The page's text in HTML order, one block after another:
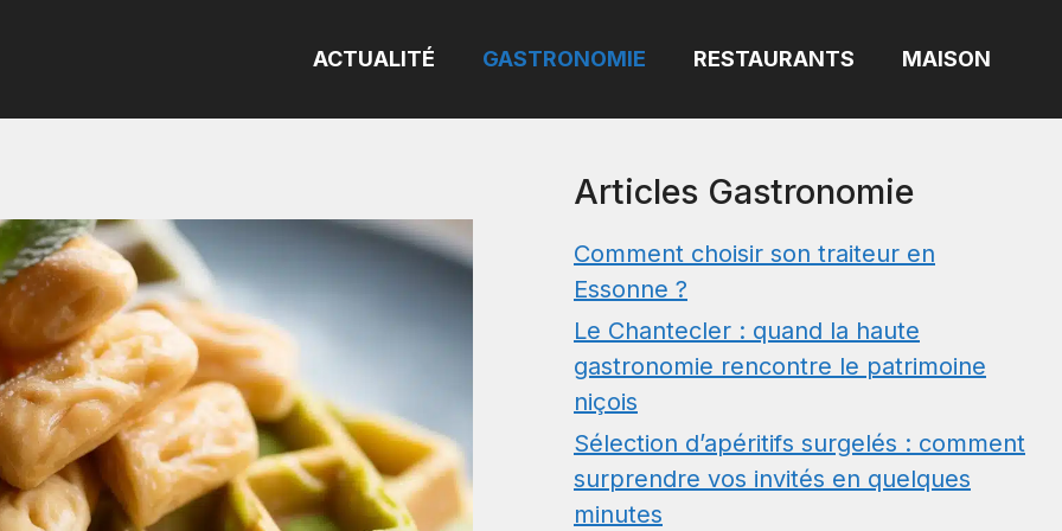
ACTUALITÉ GASTRONOMIE RESTAURANTS MAISON
Articles Gastronomie
Comment choisir son traiteur en
Essonne ?
Le Chantecler : quand la haute
gastronomie rencontre le patrimoine
niçois
Sélection d’apéritifs surgelés : comment
surprendre vos invités en quelques
minutes